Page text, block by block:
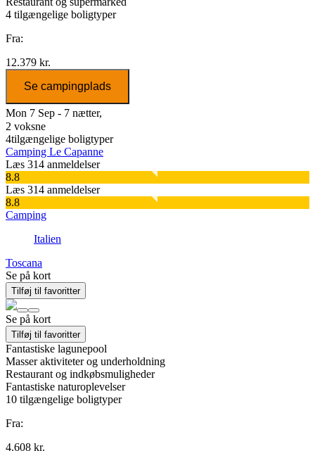
4 tilgængelige boligtyper
Fra:
12.379 kr.
Se campingplads
Mon 7 Sep - 7 nætter,
2 voksne
4tilgængelige boligtyper
Camping Le Capanne
Læs 314 anmeldelser
8.8
Læs 314 anmeldelser
8.8
Camping
Italien
Toscana
Se på kort
Tilføj til favoritter
Se på kort
Tilføj til favoritter
Fantastiske lagunepool
Masser aktiviteter og underholdning
Restaurant og indkøbsmuligheder
Fantastiske naturoplevelser
10 tilgængelige boligtyper
Fra:
4.608 kr.